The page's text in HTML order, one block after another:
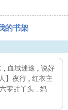
的书架
血域迷途
说好
】夜行
红衣主
零甜丫头
妈